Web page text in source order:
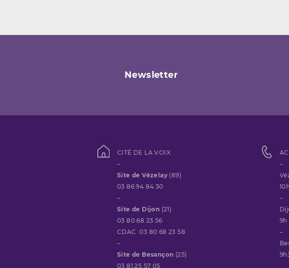
Newsletter
CITÉ DE LA VOIX
–
Site de Vézelay (89)
03 86 94 84 30
–
Site de Dijon (21)
03 80 68 23 56
CDAC 03 80 68 23 58
–
Site de Besançon (25)
03 81 25 57 05
–
–
9h
–